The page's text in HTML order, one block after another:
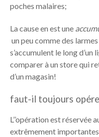
poches malaires;
La cause en est une
un peu comme des
s’accumulent le long
comparer à un store qui
d’un magasin!
faut-il toujours
L’’opération est réservée
extrêmement